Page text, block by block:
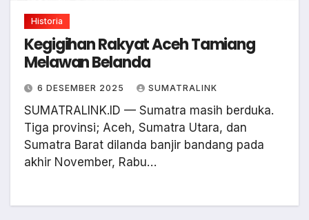
Historia
Kegigihan Rakyat Aceh Tamiang
Melawan Belanda
6 DESEMBER 2025 SUMATRALINK
SUMATRALINK.ID — Sumatra masih berduka.
Tiga provinsi; Aceh, Sumatra Utara, dan
Sumatra Barat dilanda banjir bandang pada
akhir November, Rabu…